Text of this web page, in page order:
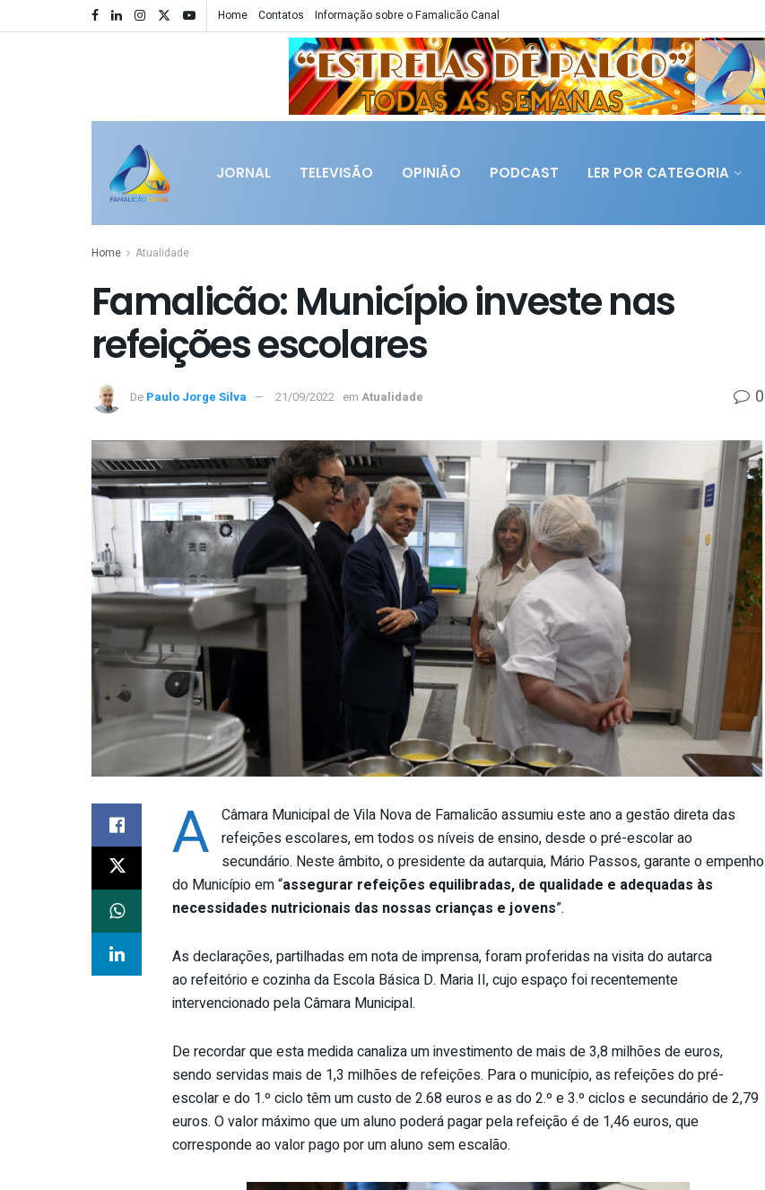
Home Contatos Informação sobre o Famalicão Canal
JORNAL TELEVISÃO OPINIÃO PODCAST LER POR CATEGORIA
Home Atualidade
Famalicão: Município investe nas
refeições escolares
De Paulo Jorge Silva 21/09/2022 em Atualidade 0
A Câmara Municipal de Vila Nova de Famalicão assumiu este ano a gestão direta das
refeições escolares, em todos os níveis de ensino, desde o pré-escolar ao
secundário. Neste âmbito, o presidente da autarquia, Mário Passos, garante o empenho
do Município em “assegurar refeições equilibradas, de qualidade e adequadas às
necessidades nutricionais das nossas crianças e jovens”.
As declarações, partilhadas em nota de imprensa, foram proferidas na visita do autarca
ao refeitório e cozinha da Escola Básica D. Maria II, cujo espaço foi recentemente
intervencionado pela Câmara Municipal.
De recordar que esta medida canaliza um investimento de mais de 3,8 milhões de euros,
sendo servidas mais de 1,3 milhões de refeições. Para o município, as refeições do pré-
escolar e do 1.º ciclo têm um custo de 2.68 euros e as do 2.º e 3.º ciclos e secundário de 2,79
euros. O valor máximo que um aluno poderá pagar pela refeição é de 1,46 euros, que
corresponde ao valor pago por um aluno sem escalão.